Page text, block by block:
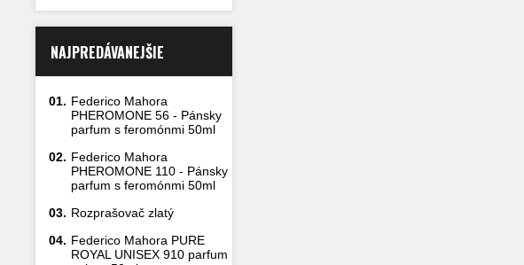
NAJPREDÁVANEJŠIE
01. Federico Mahora
PHEROMONE 56 - Pánsky
parfum s feromónmi 50ml
02. Federico Mahora
PHEROMONE 110 - Pánsky
parfum s feromónmi 50ml
03. Rozprašovač zlatý
04. Federico Mahora PURE
ROYAL UNISEX 910 parfum